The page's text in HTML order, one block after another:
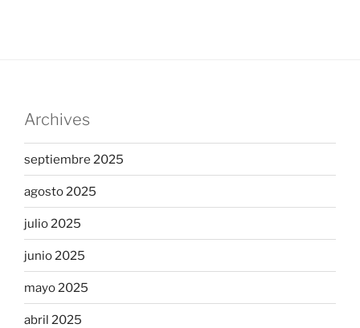
Archives
septiembre 2025
agosto 2025
julio 2025
junio 2025
mayo 2025
abril 2025